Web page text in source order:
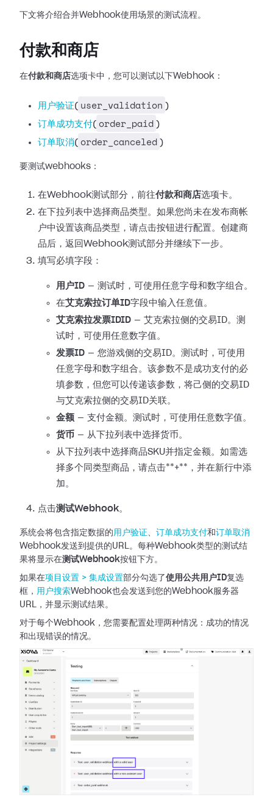
下文将介绍合并Webhook使用场景的测试流程。
付款和商店
在付款和商店选项卡中，您可以测试以下Webhook：
用户验证( user_validation )
订单成功支付( order_paid )
订单取消( order_canceled )
要测试webhooks：
在Webhook测试部分，前往付款和商店选项卡。
在下拉列表中选择商品类型。如果您尚未在发布商帐
户中设置该商品类型，请点击按钮进行配置。创建商
品后，返回Webhook测试部分并继续下一步。
填写必填字段：
用户ID — 测试时，可使用任意字母和数字组合。
在艾克索拉订单ID字段中输入任意值。
艾克索拉发票IDID — 艾克索拉侧的交易ID。测
试时，可使用任意数字值。
发票ID — 您游戏侧的交易ID。测试时，可使用
任意字母和数字组合。该参数不是成功支付的必
填参数，但您可以传递该参数，将己侧的交易ID
与艾克索拉侧的交易ID关联。
金额 — 支付金额。测试时，可使用任意数字值。
货币 — 从下拉列表中选择货币。
从下拉列表中选择商品SKU并指定金额。如需选
择多个同类型商品，请点击**+**，并在新行中添
加。
点击测试Webhook。
系统会将包含指定数据的用户验证、 订单成功支付和订单取消
Webhook发送到提供的URL。每种Webhook类型的测试结
果将显示在测试Webhook按钮下方。
如果在项目设置 > 集成设置部分勾选了 使用公共用户ID复选
框， 用户搜索Webhook也会发送到您的Webhook服务器
URL，并显示测试结果。
对于每个Webhook，您需要配置处理两种情况：成功的情况
和出现错误的情况。